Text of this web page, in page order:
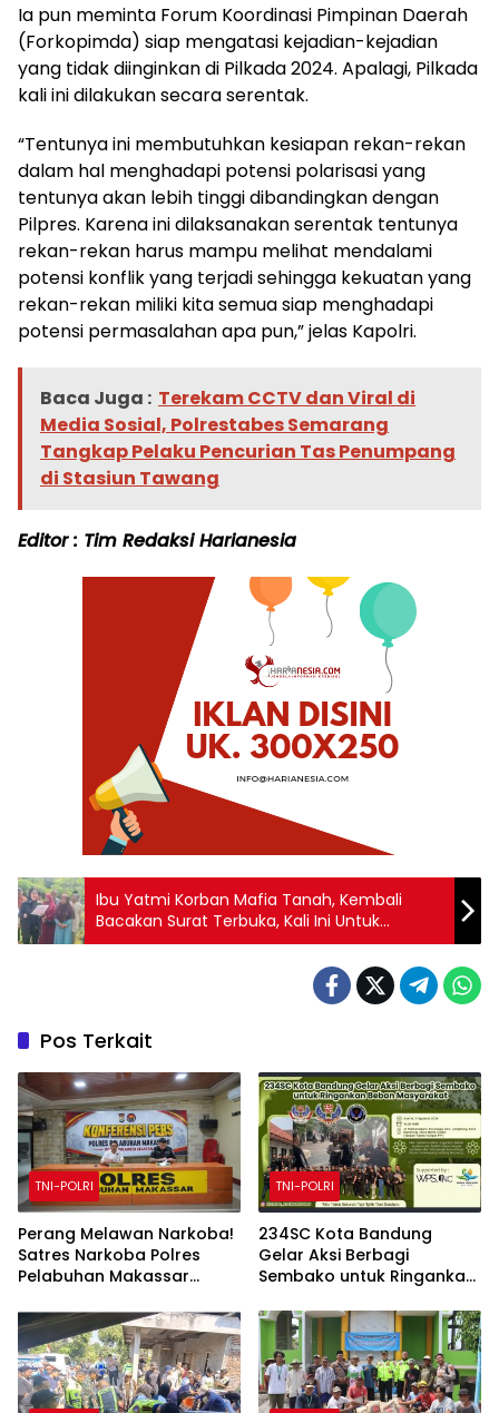
Ia pun meminta Forum Koordinasi Pimpinan Daerah
(Forkopimda) siap mengatasi kejadian-kejadian
yang tidak diinginkan di Pilkada 2024. Apalagi, Pilkada
kali ini dilakukan secara serentak.
“Tentunya ini membutuhkan kesiapan rekan-rekan
dalam hal menghadapi potensi polarisasi yang
tentunya akan lebih tinggi dibandingkan dengan
Pilpres. Karena ini dilaksanakan serentak tentunya
rekan-rekan harus mampu melihat mendalami
potensi konflik yang terjadi sehingga kekuatan yang
rekan-rekan miliki kita semua siap menghadapi
potensi permasalahan apa pun,” jelas Kapolri.
Baca Juga : Terekam CCTV dan Viral di
Media Sosial, Polrestabes Semarang
Tangkap Pelaku Pencurian Tas Penumpang
di Stasiun Tawang
Editor : Tim Redaksi Harianesia
Ibu Yatmi Korban Mafia Tanah, Kembali
Bacakan Surat Terbuka, Kali Ini Untuk
Presiden Prabowo Subianto
Pos Terkait
TNI-POLRI
Perang Melawan Narkoba!
Satres Narkoba Polres
Pelabuhan Makassar
Pelaku Ditangkap
TNI-POLRI
234SC Kota Bandung
Gelar Aksi Berbagi
Sembako untuk Ringankan